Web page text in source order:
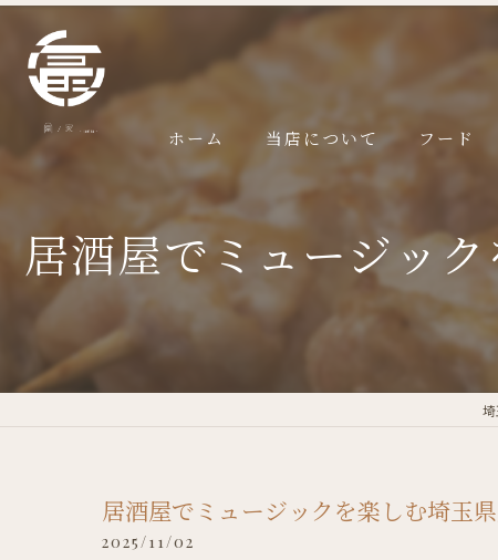
ホーム 当店について フード
居酒屋でミュージッ
居酒屋でミュージックを楽しむ埼玉
2025/11/02